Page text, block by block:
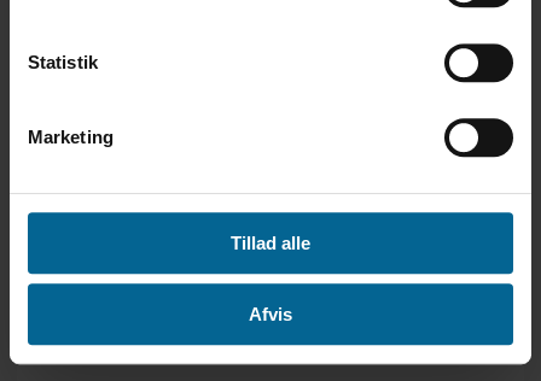
Statistik
Marketing
Tillad alle
Afvis